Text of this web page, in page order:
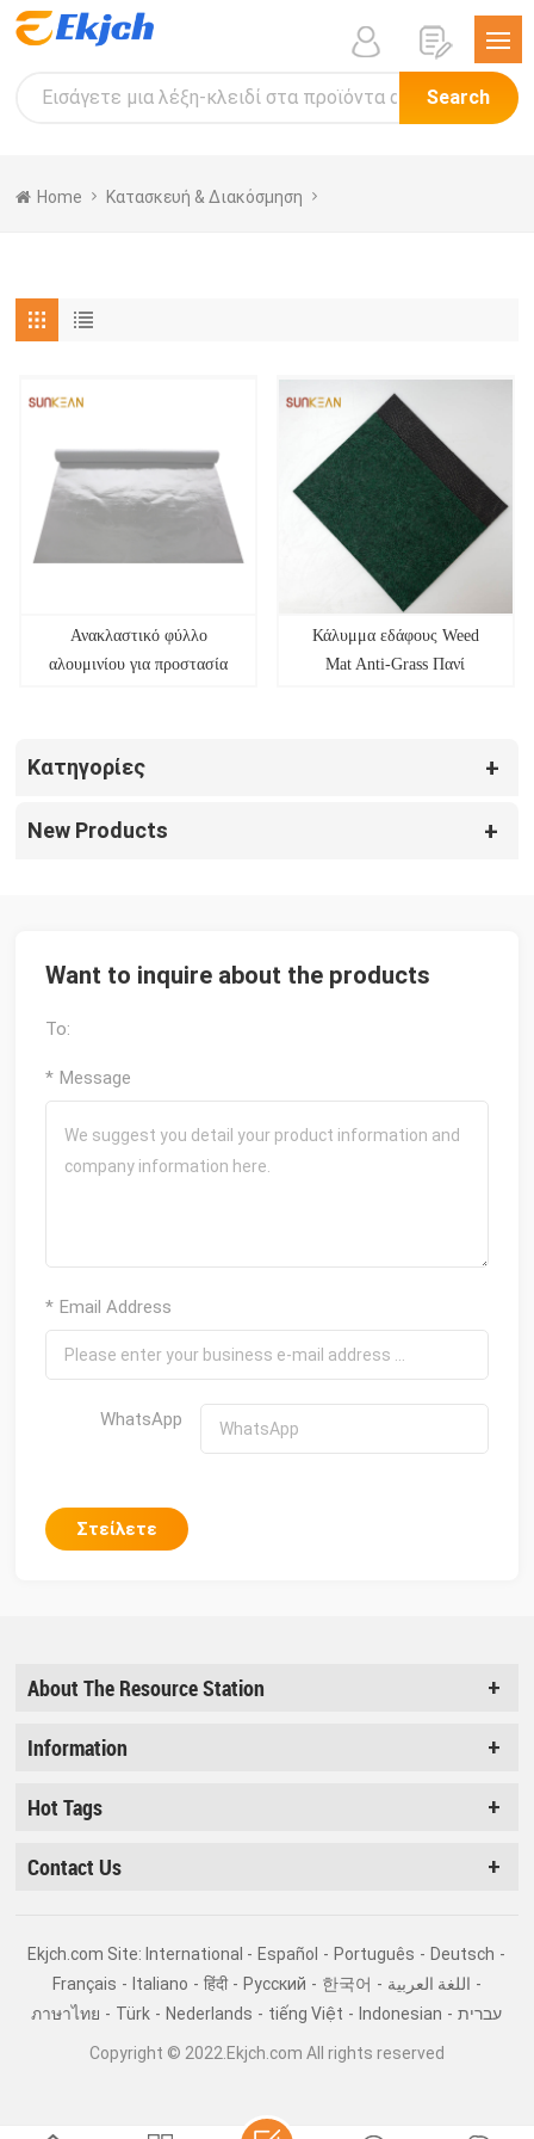
Search
Home Κατασκευή & Διακόσμηση
Ανακλαστικό φύλλο
αλουμινίου για προστασία
Κάλυμμα εδάφους Weed
Mat Anti-Grass Πανί
Κατηγορίες
New Products
Want to inquire about the products
To:
* Message
* Email Address
WhatsApp
Στείλετε
About The Resource Station
Information
Hot Tags
Contact Us
Ekjch.com Site: International - Español - Português - Deutsch -
Français - Italiano - हिंदी - Pусский - 한국어 - اللغة العربية -
ภาษาไทย - Türk - Nederlands - tiếng Việt - Indonesian - עברית
Copyright © 2022.Ekjch.com All rights reserved